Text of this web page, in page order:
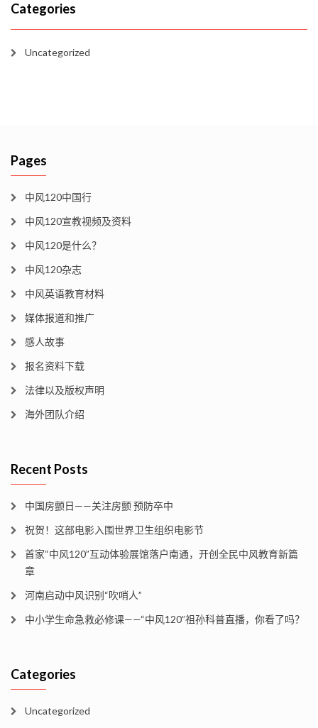
Categories
Uncategorized
Pages
中风120中国行
中风120宣教视频及资料
中风120是什么？
中风120杂志
中风英语教育材料
媒体报道和推广
感人故事
报名资料下载
法律以及版权声明
海外团队介绍
Recent Posts
中国房颤日——关注房颤 预防卒中
祝贺！这部电影入围世界卫生组织电影节
首家“中风120”互动体验展馆落户南通，开创全民中风教育新篇
章
河南启动中风识别“吹哨人”
中小学生命急救必修课——“中风120”祖孙科普直播，你看了吗？
Categories
Uncategorized